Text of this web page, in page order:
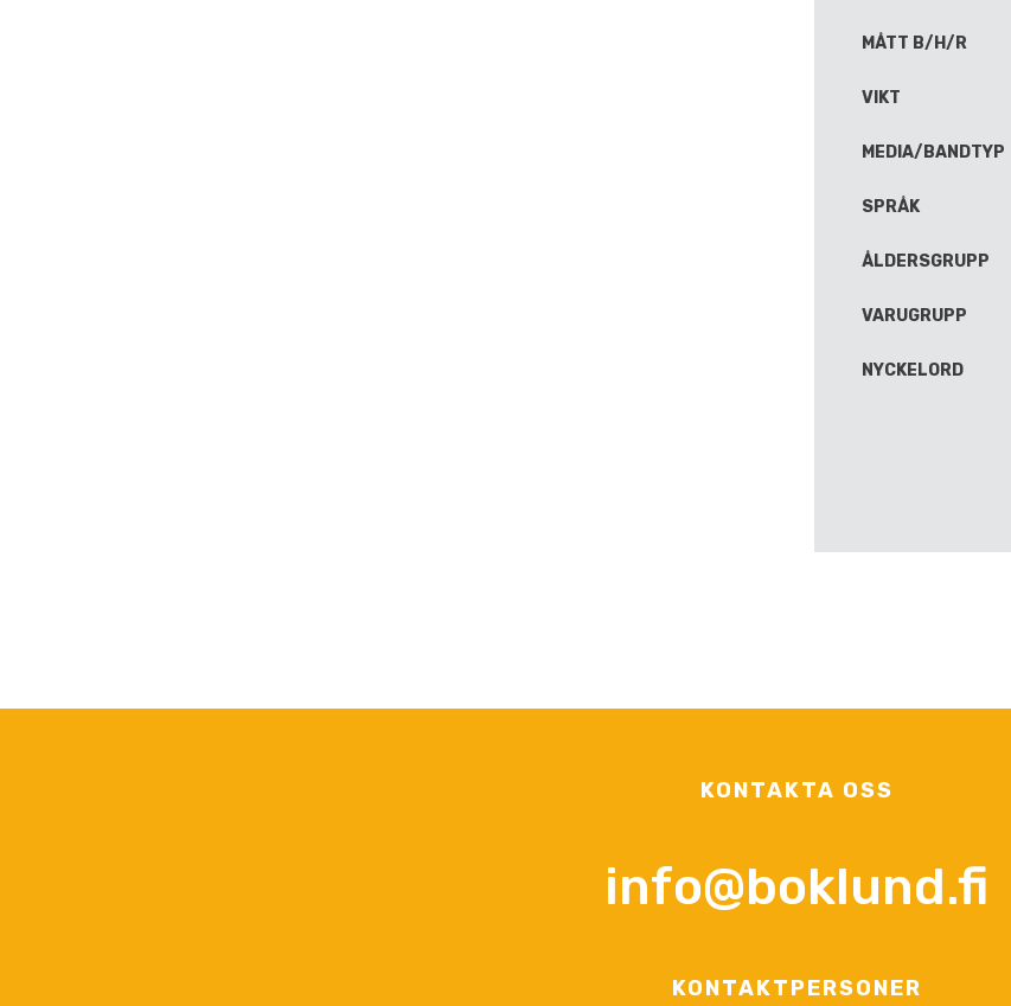
MÅTT B/H/R
VIKT
MEDIA/BANDTYP
SPRÅK
ÅLDERSGRUPP
VARUGRUPP
NYCKELORD
KONTAKTA OSS
info@boklund.fi
KONTAKTPERSONER